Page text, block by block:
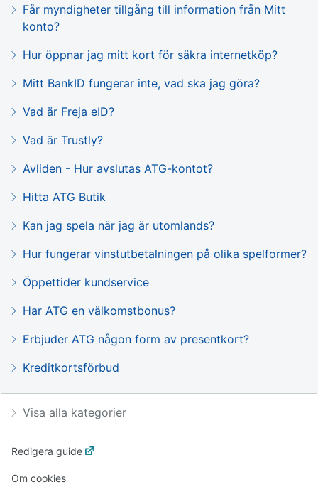
Får myndigheter tillgång till information från Mitt
konto?
Hur öppnar jag mitt kort för säkra internetköp?
Mitt BankID fungerar inte, vad ska jag göra?
Vad är Freja eID?
Vad är Trustly?
Avliden - Hur avslutas ATG-kontot?
Hitta ATG Butik
Kan jag spela när jag är utomlands?
Hur fungerar vinstutbetalningen på olika spelformer?
Öppettider kundservice
Har ATG en välkomstbonus?
Erbjuder ATG någon form av presentkort?
Kreditkortsförbud
Visa alla kategorier
Redigera guide
Om cookies